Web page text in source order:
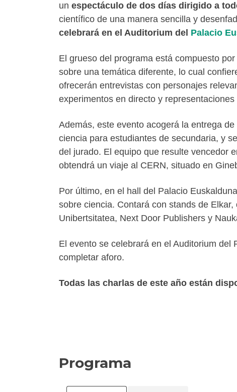
un espectáculo de dos días dirigido a
científico de una manera sencilla y
celebrará en el Auditorium del Palacio
El grueso del programa está compuesto
sobre una temática diferente, lo cual
ofrecerán entrevistas con personajes
experimentos en directo y representaciones
Además, este evento acogerá la entrega
ciencia para estudiantes de secundaria, y
del jurado. El equipo que resulte vencedor
obtendrá un viaje al CERN, situado en
Por último, en el hall del Palacio
sobre ciencia. Contará con stands de
Unibertsitatea, Next Door Publishers y
El evento se celebrará en el Auditorium
completar aforo.
Todas las charlas de este año están
Programa